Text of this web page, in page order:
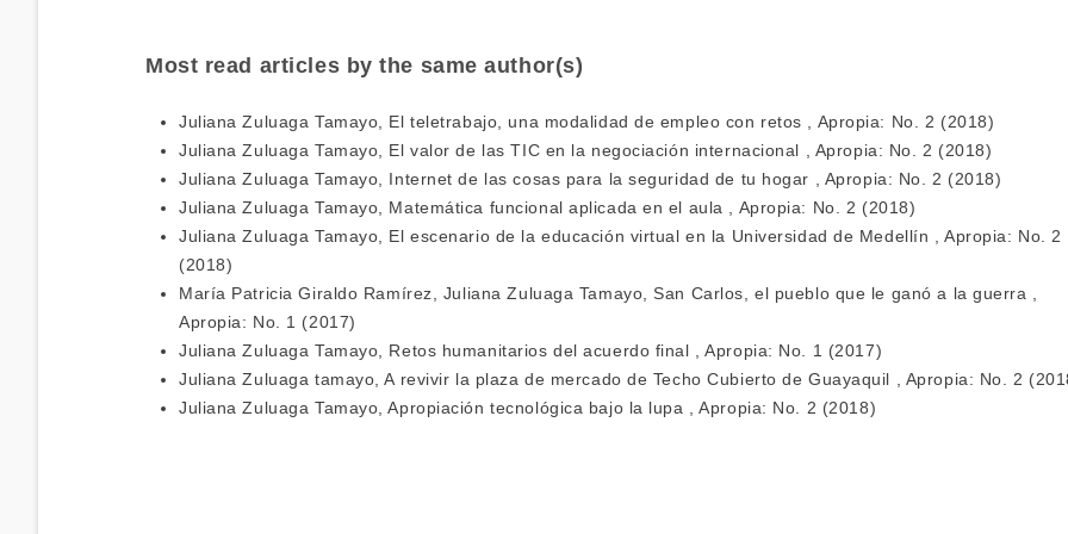
Most read articles by the same author(s)
Juliana Zuluaga Tamayo, El teletrabajo, una modalidad de empleo con retos
Apropia: No. 2 (2018)
Juliana Zuluaga Tamayo, El valor de las TIC en la negociación internacional
Apropia: No. 2 (2018)
Juliana Zuluaga Tamayo, Internet de las cosas para la seguridad de tu hogar
Apropia: No. 2 (2018)
Juliana Zuluaga Tamayo, Matemática funcional aplicada en el aula
Apropia: No. 2 (2018)
Juliana Zuluaga Tamayo, El escenario de la educación virtual en la Universidad de Medellín ,Apropia: No. 2
(2018)
María Patricia Giraldo Ramírez, Juliana Zuluaga Tamayo, San Carlos, el pueblo que le ganó a la guerra
Apropia: No. 1 (2017)
Juliana Zuluaga Tamayo, Retos humanitarios del acuerdo final ,Apropia: No. 1 (2017)
Juliana Zuluaga tamayo,A revivir la plaza de mercado de Techo Cubierto de Guayaquil
Apropia: No. 2
Juliana Zuluaga Tamayo,Apropiación tecnológica bajo la lupa ,Apropia: No. 2 (2018)